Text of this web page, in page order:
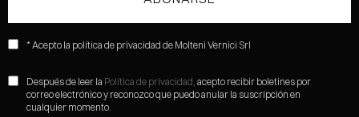
* Acepto la política de privacidad de Molteni Vernici Srl
Después de leer la Política de privacidad, acepto recibir boletines por
correo electrónico y reconozco que puedo anular la suscripción en
cualquier momento.